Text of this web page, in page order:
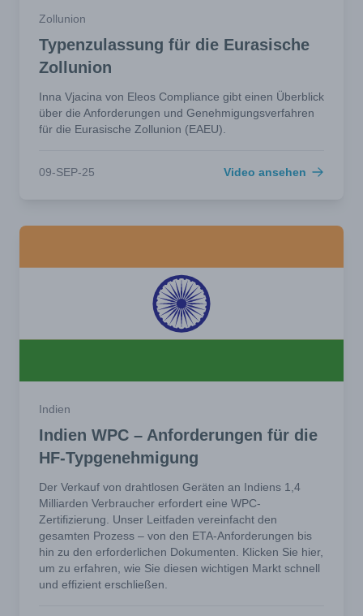
Zollunion
Typenzulassung für die Eurasische
Zollunion
Inna Vjacina von Eleos Compliance gibt einen Überblick
über die Anforderungen und Genehmigungsverfahren
für die Eurasische Zollunion (EAEU).
09-SEP-25 Video ansehen
Indien
Indien WPC – Anforderungen für die
HF-Typgenehmigung
Der Verkauf von drahtlosen Geräten an Indiens 1,4
Milliarden Verbraucher erfordert eine WPC-
Zertifizierung. Unser Leitfaden vereinfacht den
gesamten Prozess – von den ETA-Anforderungen bis
hin zu den erforderlichen Dokumenten. Klicken Sie hier,
um zu erfahren, wie Sie diesen wichtigen Markt schnell
und effizient erschließen.